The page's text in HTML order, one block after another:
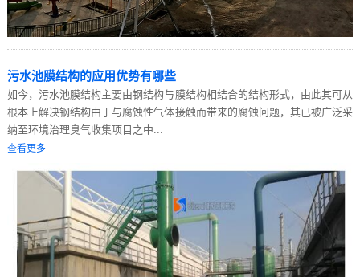
污水池膜结构的应用优势有哪些
如今，污水池膜结构主要由钢结构与膜结构相结合的结构形式，由此其可从
根本上解决钢结构由于与腐蚀性气体接触而带来的腐蚀问题，其已被广泛采
纳至环境治理臭气收集项目之中...
查看更多